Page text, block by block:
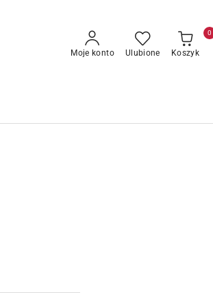
Moje konto Ulubione Koszyk
0